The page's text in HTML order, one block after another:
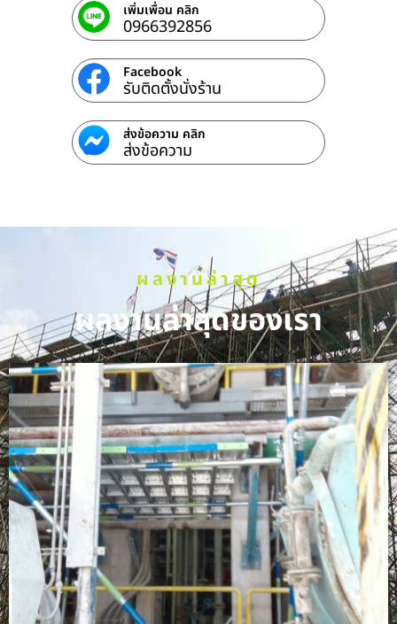
เพิ่มเพื่อน คลิก
0966392856
Facebook
รับติดตั้งนั่งร้าน
ส่งข้อความ คลิก
ส่งข้อความ
ผลงานล่าสุด
ผลงานล่าสุดของเรา